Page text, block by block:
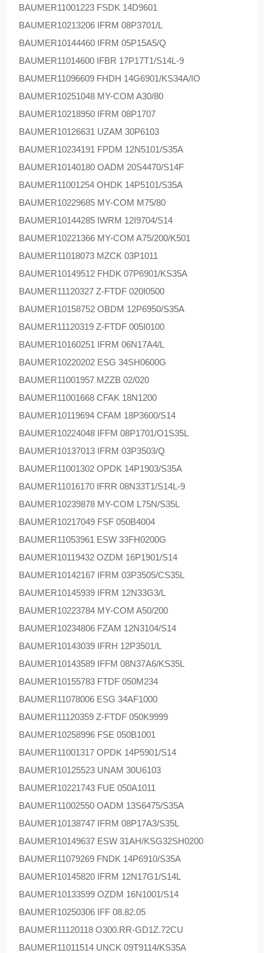
BAUMER11001223 FSDK 14D9601
BAUMER10213206 IFRM 08P3701/L
BAUMER10144460 IFRM 05P15A5/Q
BAUMER11014600 IFBR 17P17T1/S14L-9
BAUMER11096609 FHDH 14G6901/KS34A/IO
BAUMER10251048 MY-COM A30/80
BAUMER10218950 IFRM 08P1707
BAUMER10126631 UZAM 30P6103
BAUMER10234191 FPDM 12N5101/S35A
BAUMER10140180 OADM 20S4470/S14F
BAUMER11001254 OHDK 14P5101/S35A
BAUMER10229685 MY-COM M75/80
BAUMER10144285 IWRM 12I9704/S14
BAUMER10221366 MY-COM A75/200/K501
BAUMER11018073 MZCK 03P1011
BAUMER10149512 FHDK 07P6901/KS35A
BAUMER11120327 Z-FTDF 020I0500
BAUMER10158752 OBDM 12P6950/S35A
BAUMER11120319 Z-FTDF 005I0100
BAUMER10160251 IFRM 06N17A4/L
BAUMER10220202 ESG 34SH0600G
BAUMER11001957 MZZB 02/020
BAUMER11001668 CFAK 18N1200
BAUMER10119694 CFAM 18P3600/S14
BAUMER10224048 IFFM 08P1701/O1S35L
BAUMER10137013 IFRM 03P3503/Q
BAUMER11001302 OPDK 14P1903/S35A
BAUMER11016170 IFRR 08N33T1/S14L-9
BAUMER10239878 MY-COM L75N/S35L
BAUMER10217049 FSF 050B4004
BAUMER11053961 ESW 33FH0200G
BAUMER10119432 OZDM 16P1901/S14
BAUMER10142167 IFRM 03P3505/CS35L
BAUMER10145939 IFRM 12N33G3/L
BAUMER10223784 MY-COM A50/200
BAUMER10234806 FZAM 12N3104/S14
BAUMER10143039 IFRH 12P3501/L
BAUMER10143589 IFFM 08N37A6/KS35L
BAUMER10155783 FTDF 050M234
BAUMER11078006 ESG 34AF1000
BAUMER11120359 Z-FTDF 050K9999
BAUMER10258996 FSE 050B1001
BAUMER11001317 OPDK 14P5901/S14
BAUMER10125523 UNAM 30U6103
BAUMER10221743 FUE 050A1011
BAUMER11002550 OADM 13S6475/S35A
BAUMER10138747 IFRM 08P17A3/S35L
BAUMER10149637 ESW 31AH/KSG32SH0200
BAUMER11079269 FNDK 14P6910/S35A
BAUMER10145820 IFRM 12N17G1/S14L
BAUMER10133599 OZDM 16N1001/S14
BAUMER10250306 IFF 08.82.05
BAUMER11120118 O300.RR-GD1Z.72CU
BAUMER11011514 UNCK 09T9114/KS35A